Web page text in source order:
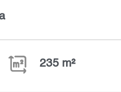
235 m²